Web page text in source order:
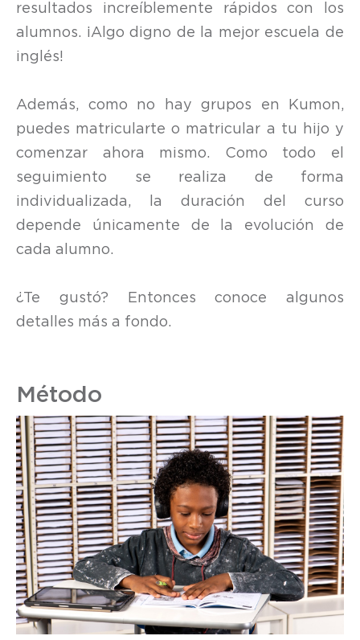
resultados increíblemente rápidos con los
alumnos. ¡Algo digno de la mejor escuela de
inglés!
Además, como no hay grupos en Kumon,
puedes matricularte o matricular a tu hijo y
comenzar ahora mismo. Como todo el
seguimiento se realiza de forma
individualizada, la duración del curso
depende únicamente de la evolución de
cada alumno.
¿Te gustó? Entonces conoce algunos
detalles más a fondo.
Método